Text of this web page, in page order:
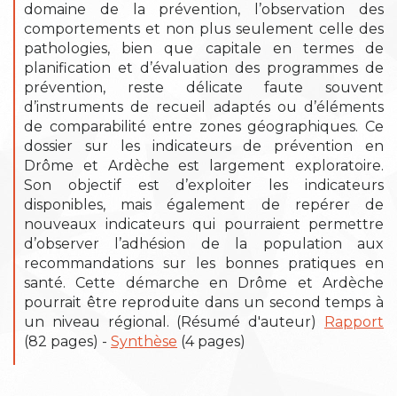
domaine de la prévention, l’observation des
comportements et non plus seulement celle des
pathologies, bien que capitale en termes de
planification et d’évaluation des programmes de
prévention, reste délicate faute souvent
d’instruments de recueil adaptés ou d’éléments
de comparabilité entre zones géographiques. Ce
dossier sur les indicateurs de prévention en
Drôme et Ardèche est largement exploratoire.
Son objectif est d’exploiter les indicateurs
disponibles, mais également de repérer de
nouveaux indicateurs qui pourraient permettre
d’observer l’adhésion de la population aux
recommandations sur les bonnes pratiques en
santé. Cette démarche en Drôme et Ardèche
pourrait être reproduite dans un second temps à
un niveau régional. (Résumé d'auteur) Rapport
(82 pages) - Synthèse (4 pages)